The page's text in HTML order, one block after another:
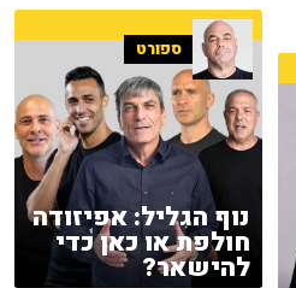
ספורט
נוף הגליל: אפיזודה
חולפת או כאן כדי
להישאר?